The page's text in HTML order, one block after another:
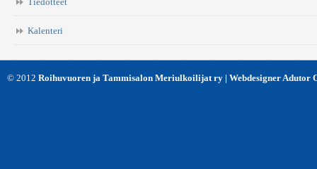
Kalenteri
© 2012 Roihuvuoren ja Tammisalon Meriulkoilijat ry | Webdesigner Adutor